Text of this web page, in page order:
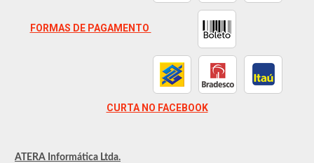
FORMAS DE PAGAMENTO
CURTA NO FACEBOOK
ATERA Informática Ltda.